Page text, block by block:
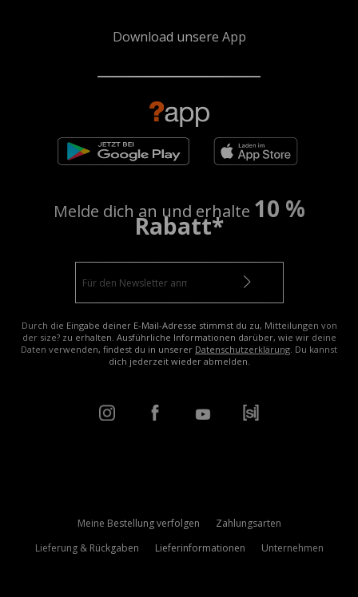
Download unsere App
Melde dich an und erhalte 10 %
Rabatt*
Durch die Eingabe deiner E-Mail-Adresse stimmst du zu, Mitteilungen von
der size? zu erhalten. Ausführliche Informationen darüber, wie wir deine
Daten verwenden, findest du in unserer Datenschutzerklärung. Du kannst
dich jederzeit wieder abmelden.
Meine Bestellung verfolgen
Zahlungsarten
Lieferung & Rückgaben
Lieferinformationen Unternehmen